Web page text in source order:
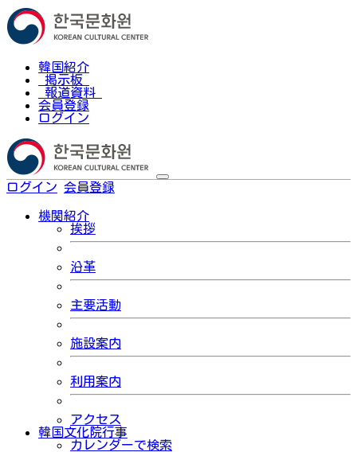
韓国紹介
掲示板
報道資料
会員登録
ログイン
ログイン 会員登録
機関紹介
挨拶
沿革
主要活動
施設案内
利用案内
アクセス
韓国文化院行事
カレンダーで検索